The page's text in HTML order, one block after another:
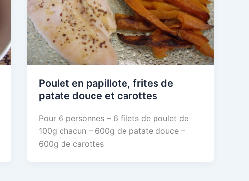
Poulet en papillote, frites de
patate douce et carottes
Pour 6 personnes – 6 filets de poulet de
100g chacun – 600g de patate douce –
600g de carottes